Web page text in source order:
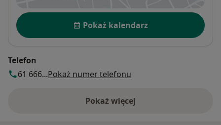
Dostępność
Pokaż kalendarz
Telefon
61 666...Pokaż numer telefonu
Pokaż więcej
o adresie